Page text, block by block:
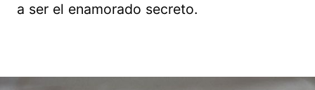
a ser el enamorado secreto.